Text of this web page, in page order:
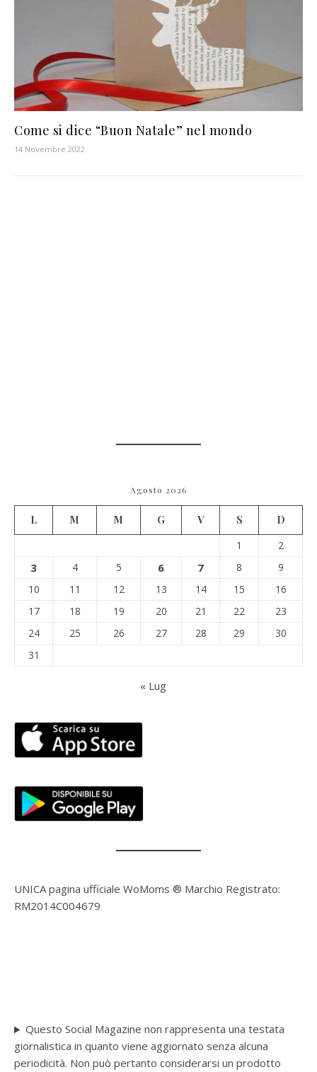
Come si dice “Buon Natale” nel mondo
14 Novembre 2022
Agosto 2026
L M M G V S
D
1
2
3 4 5 6 7 8
9
10
11 12 13 14 15
16
17
18 19 20 21 22
23
24
25 26 27 28 29
30
31
« Lug
UNICA pagina ufficiale WoMoms ® Marchio Registrato:
RM2014C004679
Questo Social Magazine non rappresenta una testata
giornalistica in quanto viene aggiornato senza alcuna
periodicità. Non può pertanto considerarsi un prodotto